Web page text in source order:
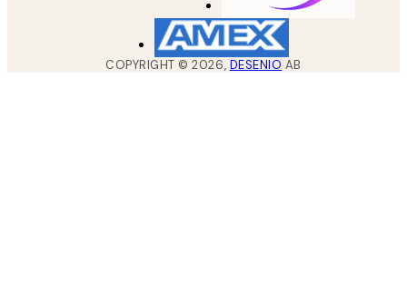
COPYRIGHT ©2026, DESENIO AB